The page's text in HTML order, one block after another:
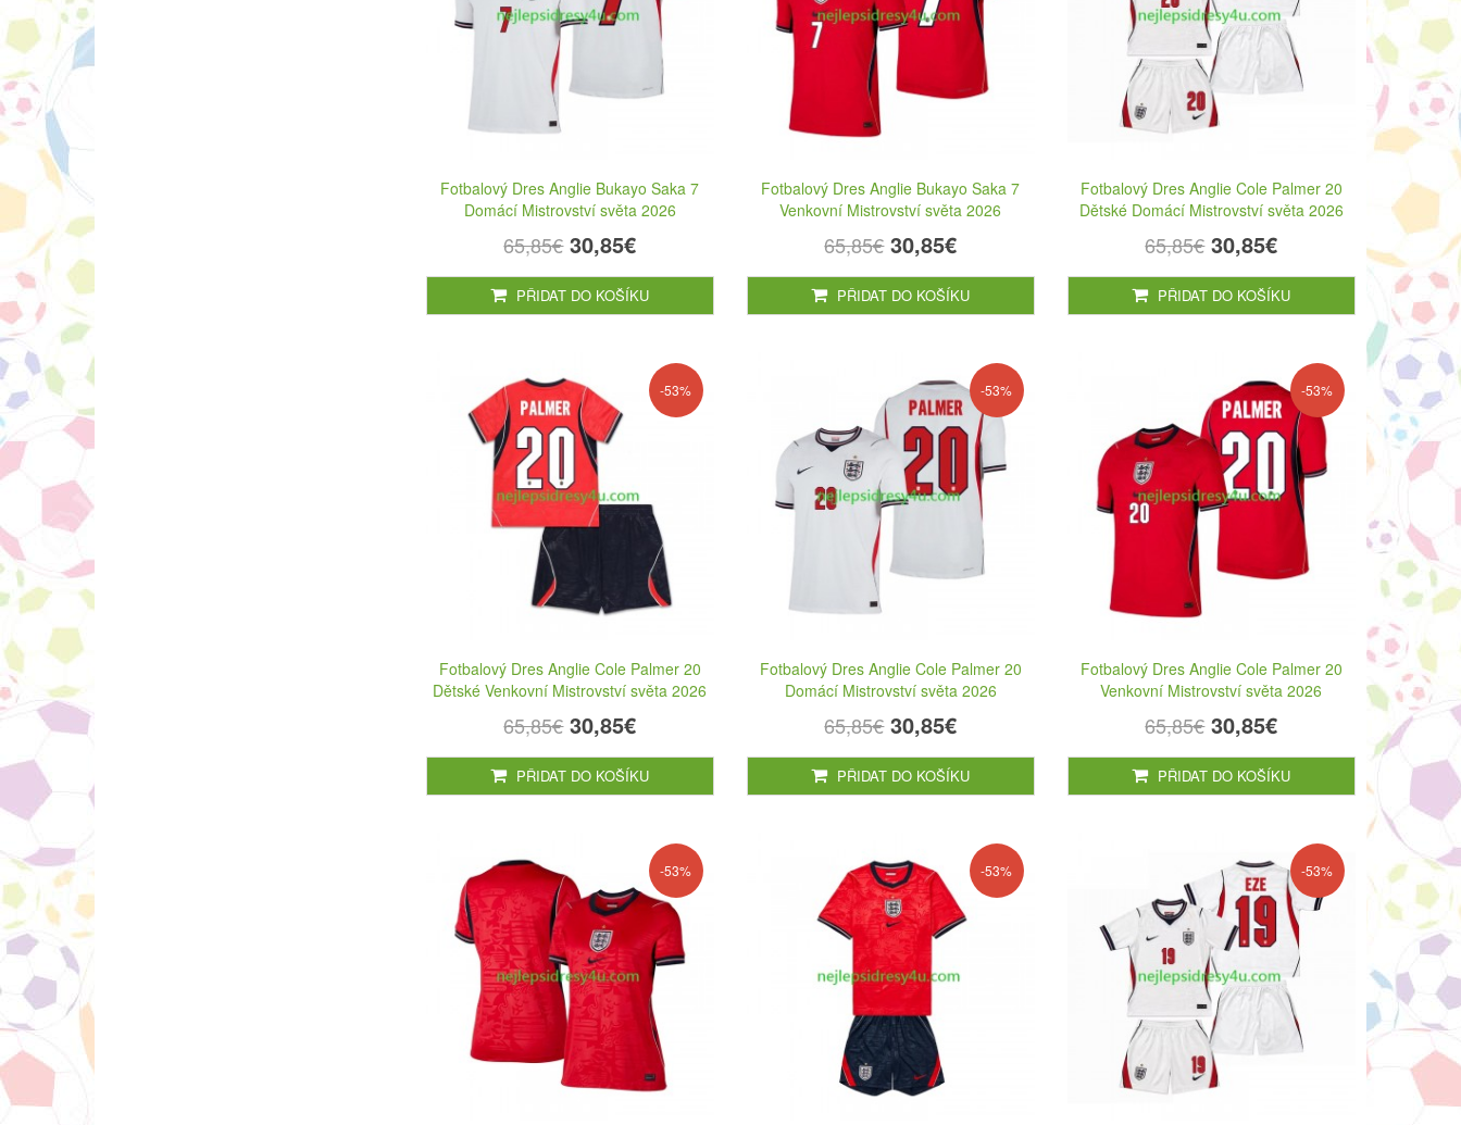
Fotbalový Dres Anglie Bukayo Saka 7
Domácí Mistrovství světa 2026
65,85€ 30,85€
PŘIDAT DO KOŠÍKU
Fotbalový Dres Anglie Bukayo Saka 7
Venkovní Mistrovství světa 2026
65,85€ 30,85€
PŘIDAT DO KOŠÍKU
Fotbalový Dres Anglie Cole Palmer 20
Dětské Domácí Mistrovství světa 2026
65,85€ 30,85€
PŘIDAT DO KOŠÍKU
-53%
Fotbalový Dres Anglie Cole Palmer 20
Dětské Venkovní Mistrovství světa 2026
65,85€ 30,85€
PŘIDAT DO KOŠÍKU
-53%
Fotbalový Dres Anglie Cole Palmer 20
Domácí Mistrovství světa 2026
65,85€ 30,85€
PŘIDAT DO KOŠÍKU
-53%
Fotbalový Dres Anglie Cole Palmer 20
Venkovní Mistrovství světa 2026
65,85€ 30,85€
PŘIDAT DO KOŠÍKU
-53% -53% -53%